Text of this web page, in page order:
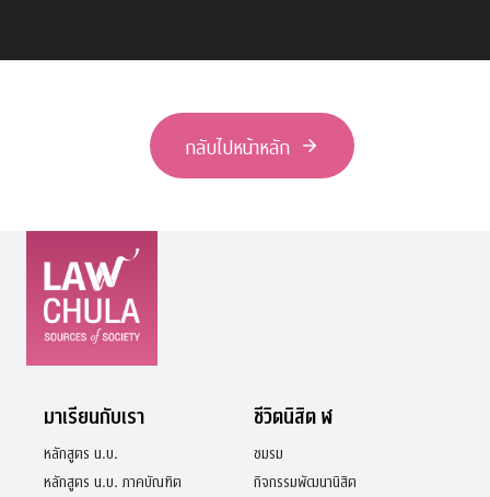
กลับไปหน้าหลัก
มาเรียนกับเรา
หลักสูตร น.บ.
หลักสูตร น.บ. ภาคบัณฑิต
ชีวิตนิสิต ฬ
ชมรม
กิจกรรมพัฒนานิสิต